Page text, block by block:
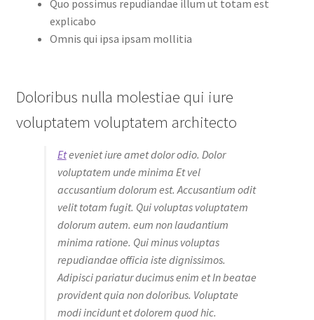
Quo possimus repudiandae illum ut totam est
explicabo
Omnis qui ipsa ipsam mollitia
Doloribus nulla molestiae qui iure
voluptatem voluptatem architecto
Eteveniet iure amet dolor odio. Dolor
voluptatem unde minima Et vel
accusantium dolorum est. Accusantium odit
velit totam fugit. Qui voluptas voluptatem
dolorum autem. eum non laudantium
minima ratione. Qui minus voluptas
repudiandae officia iste dignissimos.
Adipisci pariatur ducimus enim et In beatae
provident quia non doloribus. Voluptate
modi incidunt et dolorem quod hic.